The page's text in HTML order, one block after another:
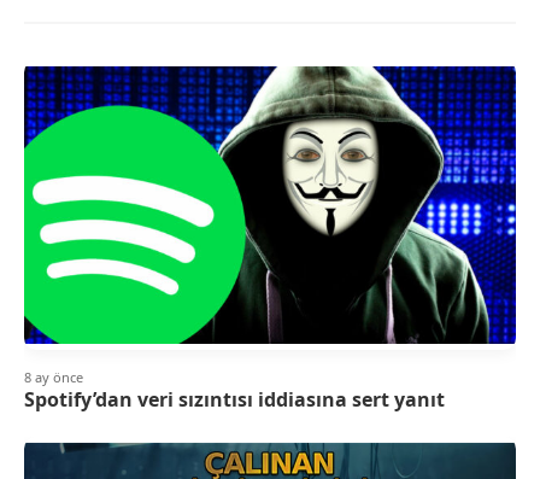
8 ay önce
Spotify’dan veri sızıntısı iddiasına sert yanıt